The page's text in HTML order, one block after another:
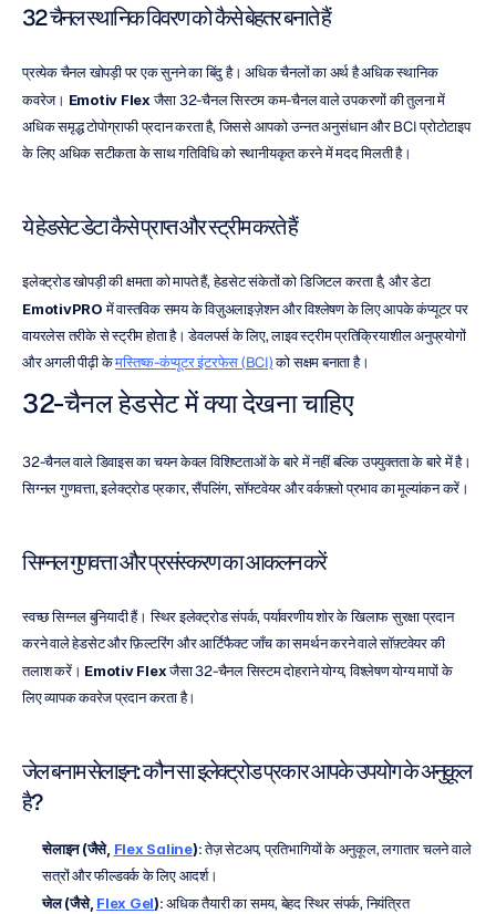
32 चैनल स्थानिक विवरण को कैसे बेहतर बनाते हैं
प्रत्येक चैनल खोपड़ी पर एक सुनने का बिंदु है। अधिक चैनलों का अर्थ है अधिक स्थानिक
कवरेज। Emotiv Flex जैसा 32-चैनल सिस्टम कम-चैनल वाले उपकरणों की तुलना में
अधिक समृद्ध टोपोग्राफी प्रदान करता है, जिससे आपको उन्नत अनुसंधान और BCI प्रोटोटाइप
के लिए अधिक सटीकता के साथ गतिविधि को स्थानीयकृत करने में मदद मिलती है।
ये हेडसेट डेटा कैसे प्राप्त और स्ट्रीम करते हैं
इलेक्ट्रोड खोपड़ी की क्षमता को मापते हैं, हेडसेट संकेतों को डिजिटल करता है, और डेटा
EmotivPRO में वास्तविक समय के विज़ुअलाइज़ेशन और विश्लेषण के लिए आपके कंप्यूटर पर
वायरलेस तरीके से स्ट्रीम होता है। डेवलपर्स के लिए, लाइव स्ट्रीम प्रतिक्रियाशील अनुप्रयोगों
और अगली पीढ़ी के मस्तिष्क-कंप्यूटर इंटरफेस (BCI) को सक्षम बनाता है।
32-चैनल हेडसेट में क्या देखना चाहिए
32-चैनल वाले डिवाइस का चयन केवल विशिष्टताओं के बारे में नहीं बल्कि उपयुक्तता के बारे में है।
सिग्नल गुणवत्ता, इलेक्ट्रोड प्रकार, सैंपलिंग, सॉफ्टवेयर और वर्कफ़्लो प्रभाव का मूल्यांकन करें।
सिग्नल गुणवत्ता और प्रसंस्करण का आकलन करें
स्वच्छ सिग्नल बुनियादी हैं। स्थिर इलेक्ट्रोड संपर्क, पर्यावरणीय शोर के खिलाफ सुरक्षा प्रदान
करने वाले हेडसेट और फ़िल्टरिंग और आर्टिफैक्ट जाँच का समर्थन करने वाले सॉफ़्टवेयर की
तलाश करें। Emotiv Flex जैसा 32-चैनल सिस्टम दोहराने योग्य, विश्लेषण योग्य मापों के
लिए व्यापक कवरेज प्रदान करता है।
जेल बनाम सेलाइन: कौन सा इलेक्ट्रोड प्रकार आपके उपयोग के अनुकूल
है?
सेलाइन (जैसे, Flex Saline): तेज़ सेटअप, प्रतिभागियों के अनुकूल, लगातार चलने वाले
सत्रों और फील्डवर्क के लिए आदर्श।
जेल (जैसे, Flex Gel): अधिक तैयारी का समय, बेहद स्थिर संपर्क, नियंत्रित